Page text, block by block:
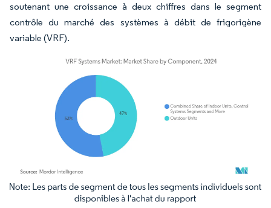
soutenant une croissance à deux chiffres dans le segment
contrôle du marché des systèmes à débit de frigorigène
variable (VRF).
Image © Mordor Intelligence. La réutilisation nécessite une attribution sous CC BY